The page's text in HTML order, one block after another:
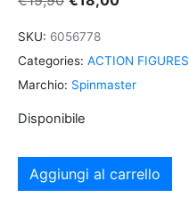
SKU: 6056778
Categories: ACTION FIGURES
Marchio: Spinmaster
Disponibile
Aggiungi al carrello